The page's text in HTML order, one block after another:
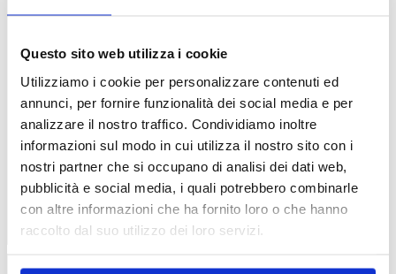
Questo sito web utilizza i cookie
Utilizziamo i cookie per personalizzare contenuti ed
annunci, per fornire funzionalità dei social media e per
analizzare il nostro traffico. Condividiamo inoltre
informazioni sul modo in cui utilizza il nostro sito con i
nostri partner che si occupano di analisi dei dati web,
pubblicità e social media, i quali potrebbero combinarle
con altre informazioni che ha fornito loro o che hanno
raccolto dal suo utilizzo dei loro servizi.
I cookie necessari contribuiscono a rendere fruibile il sito web
e l'accesso alle aree protette del sito. Il sito web non è in grado di
funzionare correttamente senza questi cookie.
Nome Fornitore Scopo
massima
CookieCons
ent
Cookiebot
Memorizza lo stato del
consenso ai cookie
dell'utente per il
dominio corrente
1 anno